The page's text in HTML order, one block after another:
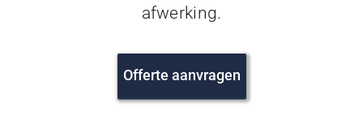
afwerking.
Offerte aanvragen